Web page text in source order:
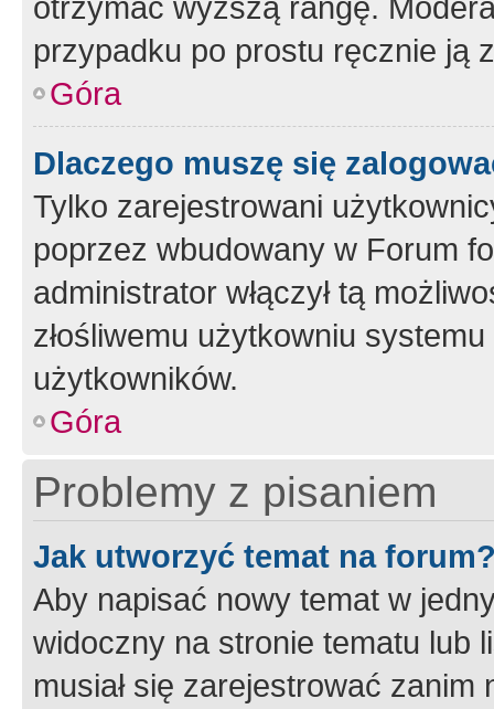
przypadku po prostu ręcznie ją
Góra
Dlaczego muszę się
Tylko zarejestrowani
poprzez wbudowany w Forum
administrator włączył tą
złośliwemu użytkowniu
użytkowników.
Góra
Problemy z pisaniem
Jak utworzyć temat na
Aby napisać nowy temat w
widoczny na stronie tematu lub
musiał się zarejestrować